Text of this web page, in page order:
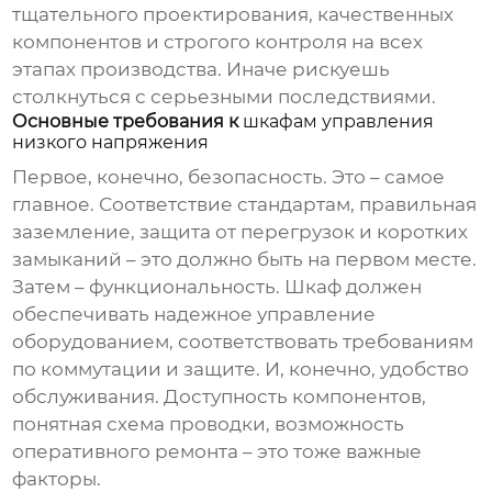
тщательного проектирования, качественных
компонентов и строгого контроля на всех
этапах производства. Иначе рискуешь
столкнуться с серьезными последствиями.
Основные требования к шкафам управления
низкого напряжения
Первое, конечно, безопасность. Это – самое
главное. Соответствие стандартам, правильная
заземление, защита от перегрузок и коротких
замыканий – это должно быть на первом месте.
Затем – функциональность. Шкаф должен
обеспечивать надежное управление
оборудованием, соответствовать требованиям
по коммутации и защите. И, конечно, удобство
обслуживания. Доступность компонентов,
понятная схема проводки, возможность
оперативного ремонта – это тоже важные
факторы.